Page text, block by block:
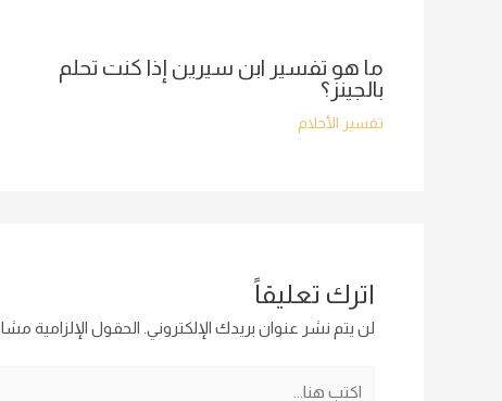
ما هو تفسير ابن سيرين إذا كنت تحلم
بالجينز؟
تفسير الأحلام
اترك تعليقاً
لن يتم نشر عنوان بريدك الإلكتروني. الحقول الإلزامية مشار